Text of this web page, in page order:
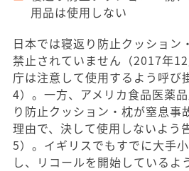
用品は使用しない
日本では寝返り防止クッション
禁止されていません（2017年
庁は注意して使用するよう呼
4）。一方、アメリカ食品医薬
り防止クッション・枕が窒息事
理由で、決して使用しないよう
5）。イギリスでもすでに大手
し、リコールを開始しているよ